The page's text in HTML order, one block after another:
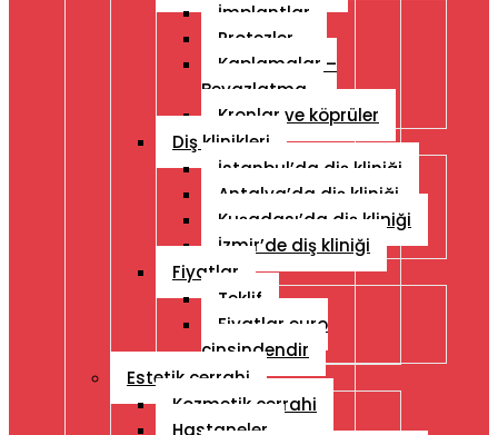
İmplantlar
Protezler
Kaplamalar –
Beyazlatma
Kronlar ve köprüler
Diş klinikleri
İstanbul’da diş kliniği
Antalya’da diş kliniği
Kuşadası’da diş kliniği
İzmir’de diş kliniği
Fiyatlar
Teklif
Fiyatlar euro
cinsindendir
Estetik cerrahi
Kozmetik cerrahi